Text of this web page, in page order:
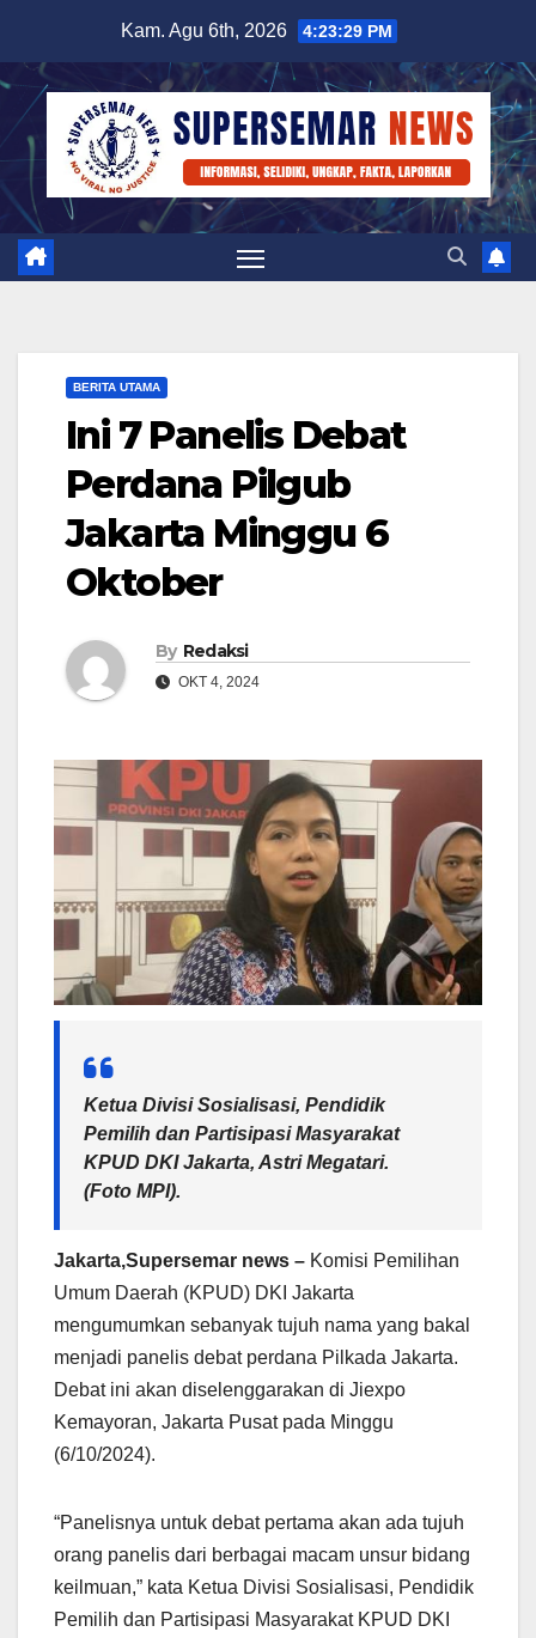
content
Kam. Agu 6th, 2026 4:23:30 PM
BERITA UTAMA
Ini 7 Panelis Debat
Perdana Pilgub
Jakarta Minggu 6
Oktober
By Redaksi
OKT 4, 2024
Ketua Divisi Sosialisasi, Pendidik
Pemilih dan Partisipasi Masyarakat
KPUD DKI Jakarta, Astri Megatari.
(Foto MPI).
Jakarta,Supersemar news – Komisi Pemilihan
Umum Daerah (KPUD) DKI Jakarta
mengumumkan sebanyak tujuh nama yang bakal
menjadi panelis debat perdana Pilkada Jakarta.
Debat ini akan diselenggarakan di Jiexpo
Kemayoran, Jakarta Pusat pada Minggu
(6/10/2024).
“Panelisnya untuk debat pertama akan ada tujuh
orang panelis dari berbagai macam unsur bidang
keilmuan,” kata Ketua Divisi Sosialisasi, Pendidik
Pemilih dan Partisipasi Masyarakat KPUD DKI